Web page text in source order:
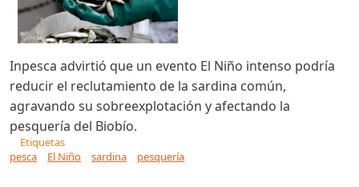
Inpesca advirtió que un evento El Niño intenso podría
reducir el reclutamiento de la sardina común,
agravando su sobreexplotación y afectando la
pesquería del Biobío.
Etiquetas
pesca
El Niño sardina pesquería